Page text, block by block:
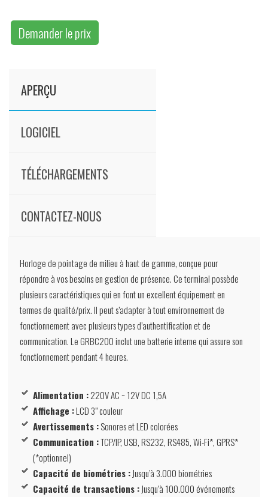
Demander le prix
APERÇU
LOGICIEL
TÉLÉCHARGEMENTS
CONTACTEZ-NOUS
Horloge de pointage de milieu à haut de gamme, conçue pour
répondre à vos besoins en gestion de présence. Ce terminal possède
plusieurs caractéristiques qui en font un excellent équipement en
termes de qualité/prix. Il peut s’adapter à tout environnement de
fonctionnement avec plusieurs types d’authentification et de
communication. Le GRBC200 inclut une batterie interne qui assure son
fonctionnement pendant 4 heures.
Alimentation :220V AC ~ 12V DC 1,5A
Affichage :LCD 3” couleur
Avertissements :Sonores et LED colorées
Communication :TCP/IP, USB, RS232, RS485, Wi-Fi*, GPRS*
(*optionnel)
Capacité de biométries :Jusqu’à 3.000 biométries
Capacité de transactions :Jusqu’à 100.000 événements